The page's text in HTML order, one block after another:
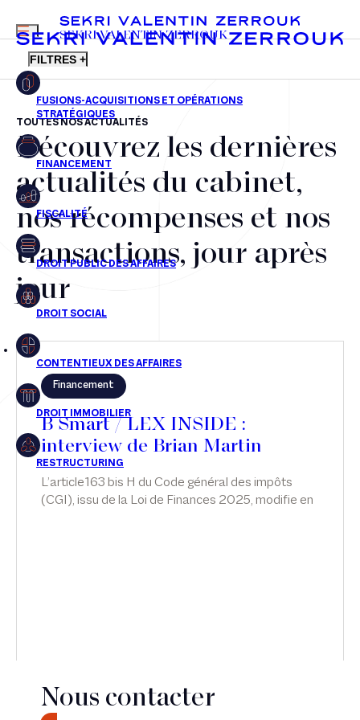
FR EN
MENU
SEKRI VALENTIN ZERROUK
FILTRES +
Fusions-acquisitions et opérations stratégiques
Financement
Fiscalité
Droit public des affaires
Droit social
Droit immobilier
Restructuring
Cabinet
TOUTES NOS ACTUALITÉS
Découvrez les dernières
actualités du cabinet,
nos récompenses et nos
transactions, jour après
jour
Financement
L’article163 bis H du Code général des impôts
(CGI), issu de la Loi de Finances 2025, modifie en
B Smart / LEX INSIDE :
interview de Brian Martin
Nous contacter